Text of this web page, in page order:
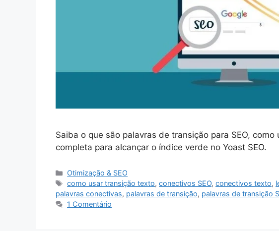
Saiba o que são palavras de transição para SEO,
completa para alcançar o índice verde no Yoast SEO.
Categorias
Otimização & SEO
Tags
como usar transição texto,conectivos SEO,conectivos texto,
palavras conectivas, palavras de transição, palavras de transição
1 Comentário